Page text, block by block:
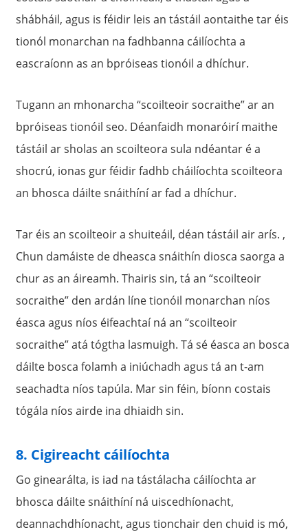
shábháil, agus is féidir leis an tástáil aontaithe tar éis
tionól monarchan na fadhbanna cáilíochta a
eascraíonn as an bpróiseas tionóil a dhíchur.
Tugann an mhonarcha “scoilteoir socraithe” ar an
bpróiseas tionóil seo. Déanfaidh monaróirí maithe
tástáil ar sholas an scoilteora sula ndéantar é a
shocrú, ionas gur féidir fadhb cháilíochta scoilteora
an bhosca dáilte snáithíní ar fad a dhíchur.
Tar éis an scoilteoir a shuiteáil, déan tástáil air arís. ,
Chun damáiste de dheasca snáithín diosca saorga a
chur as an áireamh. Thairis sin, tá an “scoilteoir
socraithe” den ardán líne tionóil monarchan níos
éasca agus níos éifeachtaí ná an “scoilteoir
socraithe” atá tógtha lasmuigh. Tá sé éasca an bosca
dáilte bosca folamh a iniúchadh agus tá an t-am
seachadta níos tapúla. Mar sin féin, bíonn costais
tógála níos airde ina dhiaidh sin.
8. Cigireacht cáilíochta
Go ginearálta, is iad na tástálacha cáilíochta ar
bhosca dáilte snáithíní ná uiscedhíonacht,
deannachdhíonacht, agus tionchair den chuid is mó,